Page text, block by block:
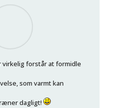
forstår at formidle
som varmt kan
dagligt!